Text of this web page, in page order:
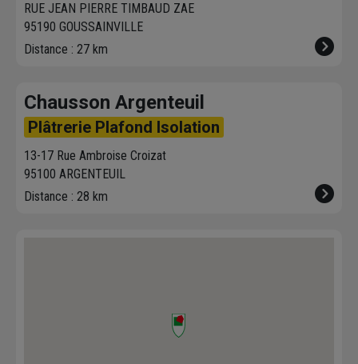
RUE JEAN PIERRE TIMBAUD ZAE
95190 GOUSSAINVILLE
Distance : 27 km
Chausson Argenteuil
Plâtrerie Plafond Isolation
13-17 Rue Ambroise Croizat
95100 ARGENTEUIL
Distance : 28 km